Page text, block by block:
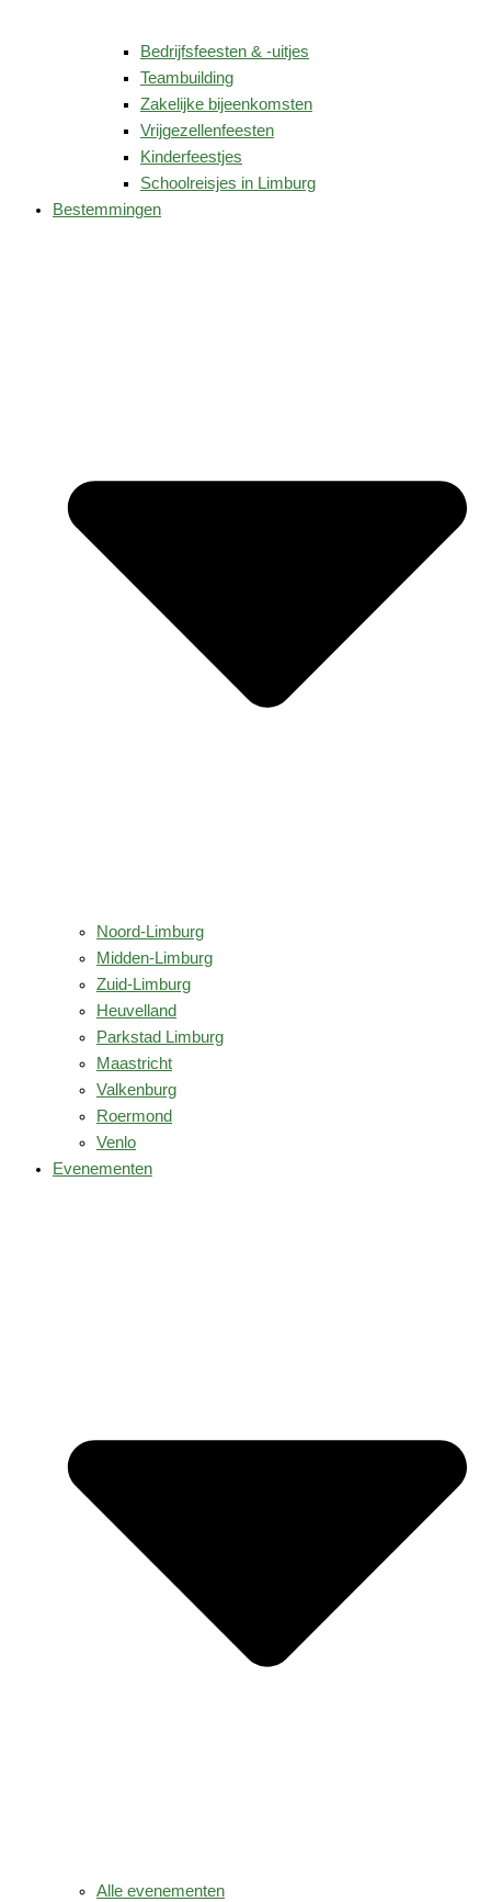
Bedrijfsfeesten & -uitjes
Teambuilding
Zakelijke bijeenkomsten
Vrijgezellenfeesten
Kinderfeestjes
Schoolreisjes in Limburg
Bestemmingen
Noord-Limburg
Midden-Limburg
Zuid-Limburg
Heuvelland
Parkstad Limburg
Maastricht
Valkenburg
Roermond
Venlo
Evenementen
Alle evenementen